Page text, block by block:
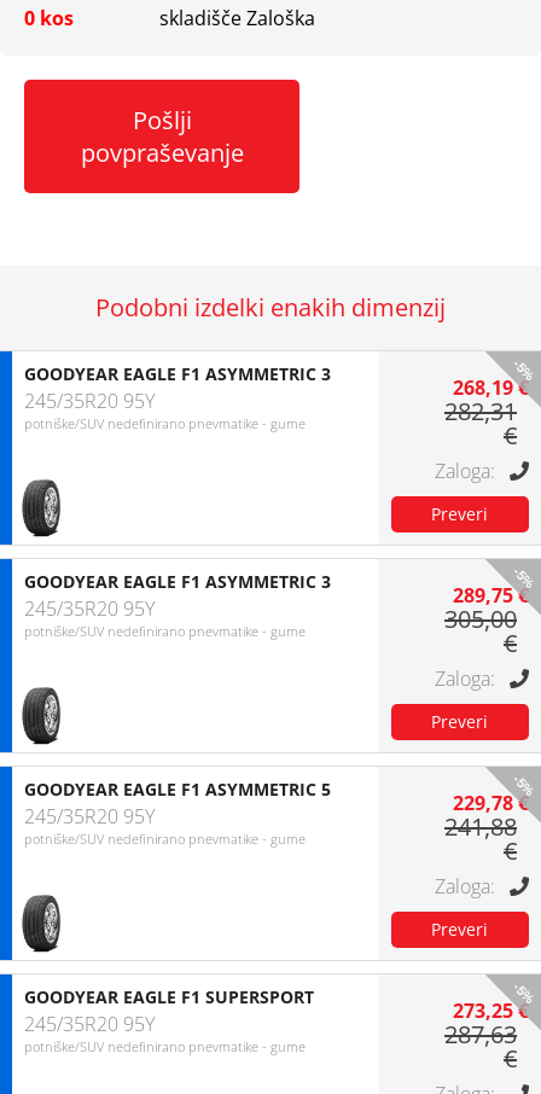
0 kos
skladišče Zaloška
Pošlji
povpraševanje
Podobni izdelki enakih dimenzij
-5%
GOODYEAR EAGLE F1 ASYMMETRIC 3
245/35R20 95Y
potniške/SUV nedefinirano pnevmatike - gume
268,19 €
282,31
€
-5%
GOODYEAR EAGLE F1 ASYMMETRIC 3
245/35R20 95Y
potniške/SUV nedefinirano pnevmatike - gume
289,75 €
305,00
€
-5%
GOODYEAR EAGLE F1 ASYMMETRIC 5
245/35R20 95Y
potniške/SUV nedefinirano pnevmatike - gume
229,78 €
241,88
€
-5%
GOODYEAR EAGLE F1 SUPERSPORT
245/35R20 95Y
potniške/SUV nedefinirano pnevmatike - gume
273,25 €
287,63
€